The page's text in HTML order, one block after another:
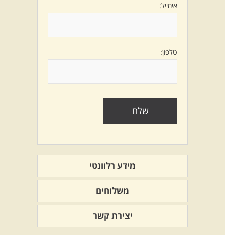
אימייל:
טלפון:
מידע רלוונטי
משלוחים
יצירת קשר